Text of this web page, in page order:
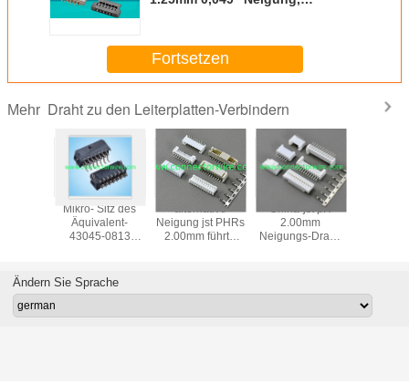
Fortsetzen
Mehr Draht zu den Leiterplatten-Verbindern
Titel
Lampe
Mikro- Sitz des
Äquivalent-
43045-0813
Doppelreihen für
Server
alternative
Neigung jst PHRs
2.00mm führte
China-jst pH
2.00mm
Neigungs-Draht-
Ändern Sie Sprache